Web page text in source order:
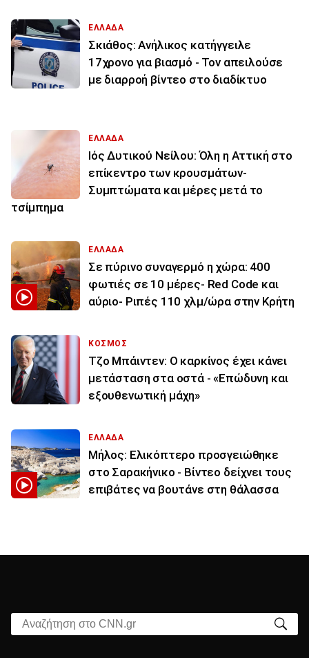
ΕΛΛΑΔΑ
Σκιάθος: Ανήλικος κατήγγειλε
17χρονο για βιασμό - Τον απειλούσε
με διαρροή βίντεο στο διαδίκτυο
ΕΛΛΑΔΑ
Ιός Δυτικού Νείλου: Όλη η Αττική στο
επίκεντρο των κρουσμάτων-
Συμπτώματα και μέρες μετά το
τσίμπημα
ΕΛΛΑΔΑ
Σε πύρινο συναγερμό η χώρα: 400
φωτιές σε 10 μέρες- Red Code και
αύριο- Ριπές 110 χλμ/ώρα στην Κρήτη
ΚΟΣΜΟΣ
Τζο Μπάιντεν: Ο καρκίνος έχει κάνει
μετάσταση στα οστά - «Επώδυνη και
εξουθενωτική μάχη»
ΕΛΛΑΔΑ
Μήλος: Ελικόπτερο προσγειώθηκε
στο Σαρακήνικο - Βίντεο δείχνει τους
επιβάτες να βουτάνε στη θάλασσα
Αναζήτηση στο CNN.gr